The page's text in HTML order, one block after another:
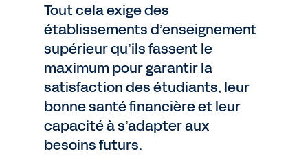
Tout cela exige des
établissements d’enseignement
supérieur qu’ils fassent le
maximum pour garantir la
satisfaction des étudiants, leur
bonne santé financière et leur
capacité à s’adapter aux
besoins futurs.